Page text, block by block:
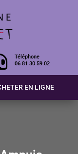
Téléphone
06 81 30 59 02
EN LIGNE